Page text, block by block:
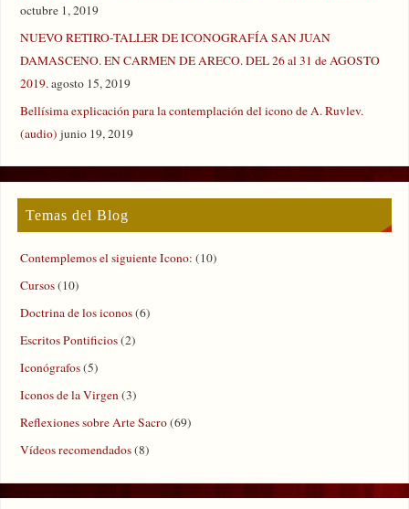
octubre 1, 2019
NUEVO RETIRO-TALLER DE ICONOGRAFÍA SAN JUAN
DAMASCENO. EN CARMEN DE ARECO. DEL 26 al 31 de AGOSTO
2019.agosto 15, 2019
Bellísima explicación para la contemplación del icono de A. Ruvlev.
(audio) junio 19, 2019
Temas del Blog
Contemplemos el siguiente Icono: (10)
Cursos(10)
Doctrina de los iconos(6)
Escritos Pontificios(2)
Iconógrafos(5)
Iconos de la Virgen(3)
Reflexiones sobre Arte Sacro(69)
Vídeos recomendados(8)